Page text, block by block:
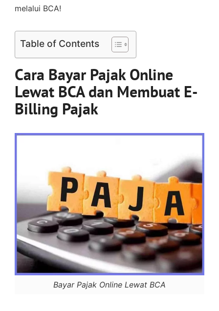
melalui BCA!
Table of Contents
Cara Bayar Pajak Online
Lewat BCA dan Membuat E-
Billing Pajak
Bayar Pajak Online Lewat BCA